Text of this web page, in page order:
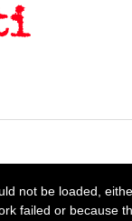
not be loaded,
failed or because